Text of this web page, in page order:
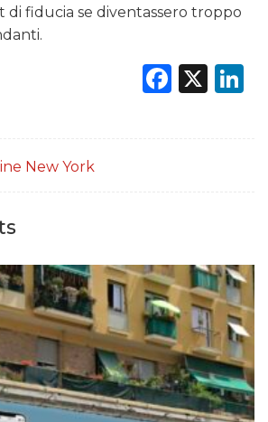
di fiducia se diventassero troppo
X
New York